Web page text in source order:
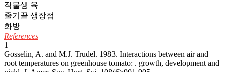
작물생 육
줄기끝 생장점
화방
References
1
Gosselin, A. and M.J. Trudel. 1983. Interactions between air and
root temperatures on greenhouse tomato: . growth, development and